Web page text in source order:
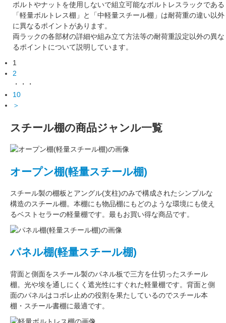
ボルトやナットを使用しないで組立可能なボルトレスラックである
「軽量ボルトレス棚」と「中軽量スチール棚」は耐荷重の違い以外
に異なるポイントがあります。
両ラックの各部材の詳細や組み立て方法等の耐荷重設定以外の異な
るポイントについて説明しています。
1
2
・・・
10
＞
スチール棚の商品ジャンル一覧
オープン棚(軽量スチール棚)
スチール製の棚板 と アングル(支柱)のみで構成されたシンプルな
構造のスチール棚。本棚にも物品棚にもどのような環境にも使え
るベストセラーの軽量棚です。最もお買い得な商品です。
パネル棚(軽量スチール棚)
背面と側面をスチール製のパネル板で三方を仕切った スチール
棚。 光や埃を通しにくく遮光性にすぐれた軽量棚です。背面と側
面のパネルはコボレ止めの役割を果たしているのでスチール本
棚・スチール書棚に最適です。